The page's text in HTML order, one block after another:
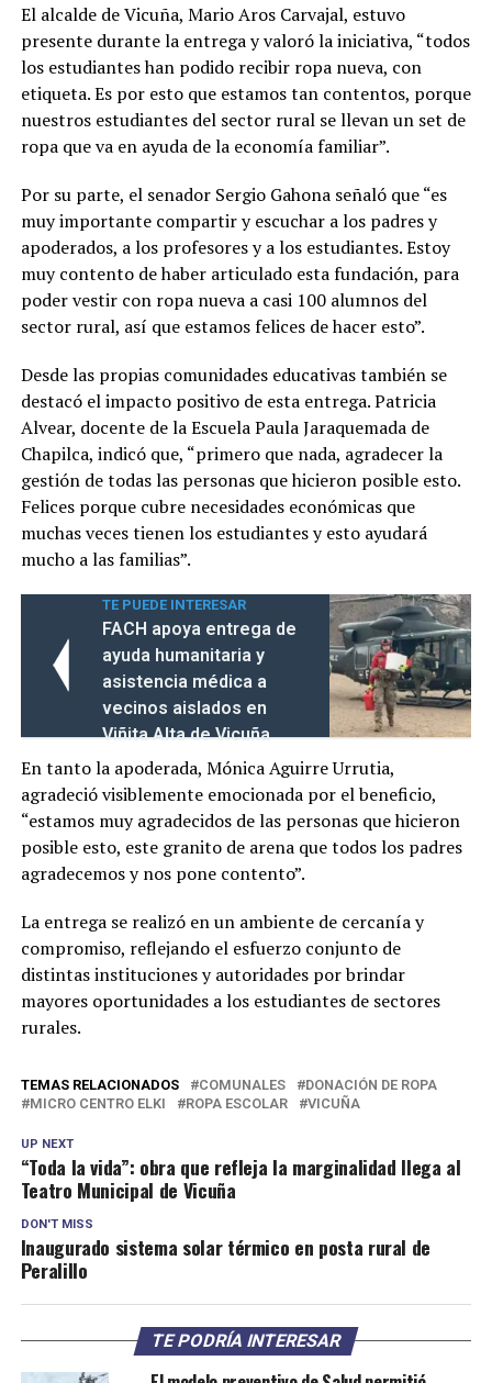
El alcalde de Vicuña, Mario Aros Carvajal, estuvo
presente durante la entrega y valoró la iniciativa, “todos
los estudiantes han podido recibir ropa nueva, con
etiqueta. Es por esto que estamos tan contentos, porque
nuestros estudiantes del sector rural se llevan un set de
ropa que va en ayuda de la economía familiar”.
Por su parte, el senador Sergio Gahona señaló que “es
muy importante compartir y escuchar a los padres y
apoderados, a los profesores y a los estudiantes. Estoy
muy contento de haber articulado esta fundación, para
poder vestir con ropa nueva a casi 100 alumnos del
sector rural, así que estamos felices de hacer esto”.
Desde las propias comunidades educativas también se
destacó el impacto positivo de esta entrega. Patricia
Alvear, docente de la Escuela Paula Jaraquemada de
Chapilca, indicó que, “primero que nada, agradecer la
gestión de todas las personas que hicieron posible esto.
Felices porque cubre necesidades económicas que
muchas veces tienen los estudiantes y esto ayudará
mucho a las familias”.
TE PUEDE INTERESAR
FACH apoya entrega de
ayuda humanitaria y
asistencia médica a
vecinos aislados en
Viñita Alta de Vicuña
En tanto la apoderada, Mónica Aguirre Urrutia,
agradeció visiblemente emocionada por el beneficio,
“estamos muy agradecidos de las personas que hicieron
posible esto, este granito de arena que todos los padres
agradecemos y nos pone contento”.
La entrega se realizó en un ambiente de cercanía y
compromiso, reflejando el esfuerzo conjunto de
distintas instituciones y autoridades por brindar
mayores oportunidades a los estudiantes de sectores
rurales.
TEMAS RELACIONADOS COMUNALES
DONACIÓN DE ROPA
MICRO CENTRO ELKI
ROPA ESCOLAR VICUÑA
UP NEXT
“Toda la vida”: obra que refleja la marginalidad llega al
Teatro Municipal de Vicuña
DON'T MISS
Inaugurado sistema solar térmico en posta rural de
Peralillo
TE PODRÍA INTERESAR